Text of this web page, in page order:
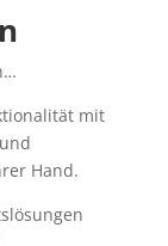
mit
Hand.